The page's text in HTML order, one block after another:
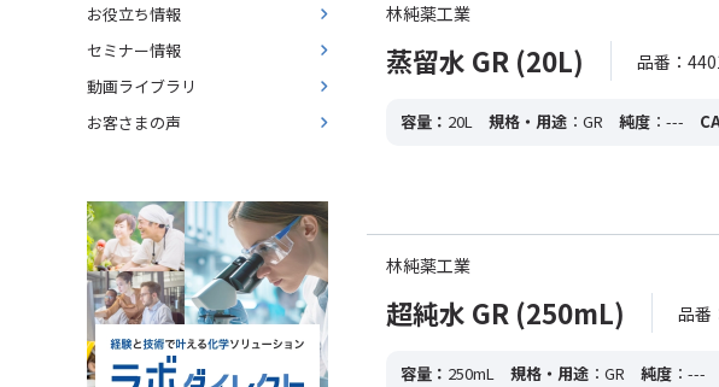
お役立ち情報
セミナー情報
動画ライブラリ
お客さまの声
林純薬工業
蒸留水 GR (20L) 品番：
容量： 20L 規格・用途 ：GR 純度 ：---
林純薬工業
超純水 GR (250mL) 品番
容量： 250mL 規格・用途 ：GR 純度 ：---